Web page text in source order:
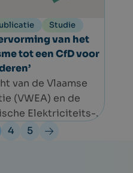
Studie
van het
tot een CfD voor
van de Vlaamse
(VWEA) en de
Elektriciteits-
onderzoekt
van de
4 5